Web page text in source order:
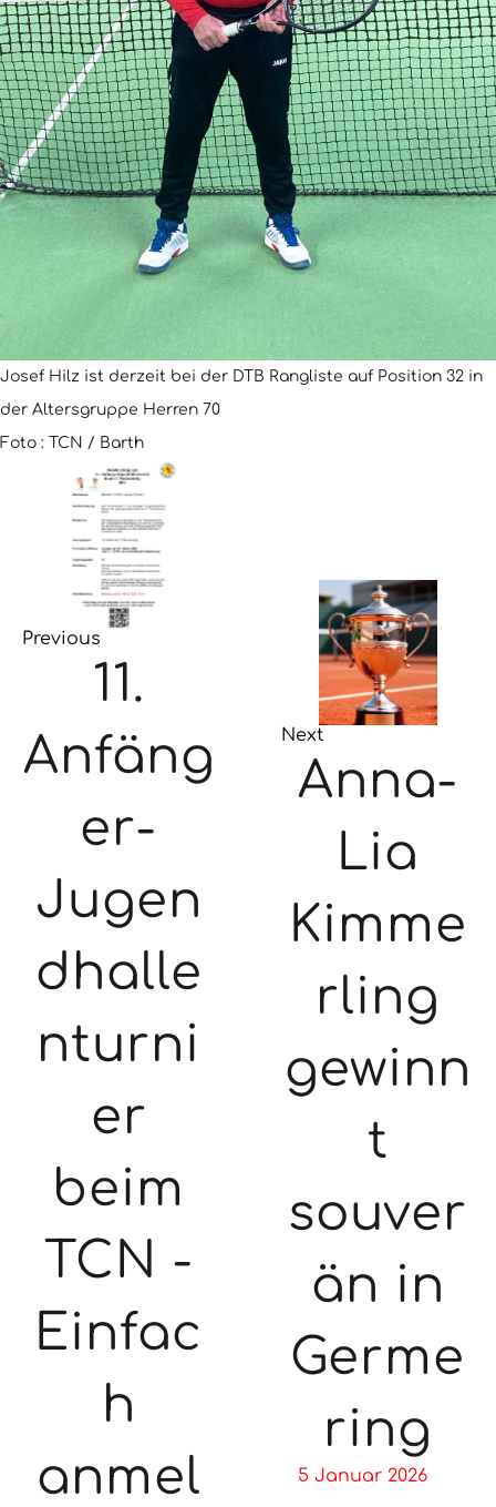
Josef Hilz ist derzeit bei der DTB Rangliste auf Position 32 in
der Altersgruppe Herren 70
Foto : TCN / Barth
Previous
11.
Anfäng
er-
Jugen
dhalle
nturni
er
beim
TCN -
Einfac
h
anmel
Next
Anna-
Lia
Kimme
rling
gewinn
t
souver
än in
Germe
ring
5 Januar 2026